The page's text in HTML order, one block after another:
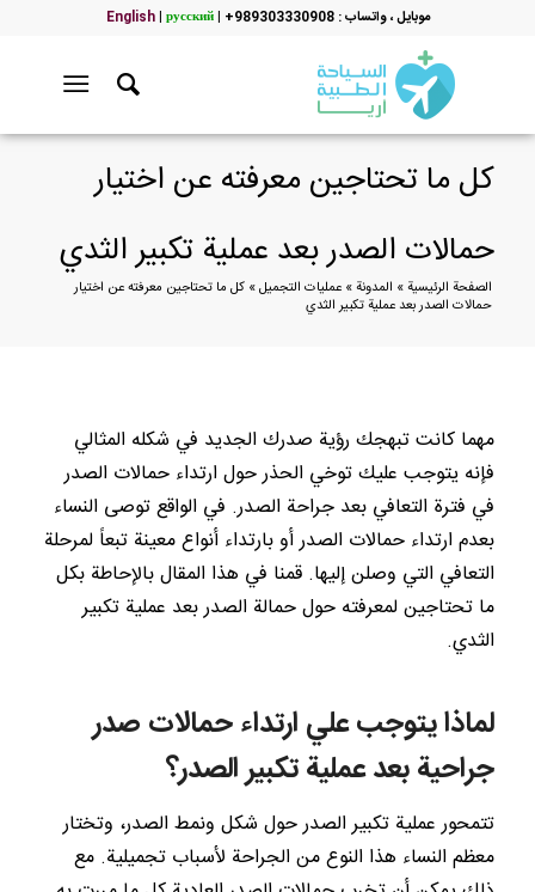
موبایل ، واتساب : 989303330908+ |
English| русский
كل ما تحتاجين معرفته عن اختيار
حمالات الصدر بعد عملية تكبير الثدي
الصفحة الرئيسية» المدونة» عمليات التجميل» كل ما تحتاجين معرفته عن اختيار
حمالات الصدر بعد عملية تكبير الثدي
مهما كانت تبهجك رؤية صدرك الجديد في شكله المثالي
فإنه يتوجب عليك توخي الحذر حول ارتداء حمالات الصدر
في فترة التعافي بعد جراحة الصدر. في الواقع توصى النساء
بعدم ارتداء حمالات الصدر أو بارتداء أنواع معينة تبعاً لمرحلة
التعافي التي وصلن إليها. قمنا في هذا المقال بالإحاطة بكل
ما تحتاجين لمعرفته حول حمالة الصدر بعد عملية تكبير
الثدي.
لماذا يتوجب علي ارتداء حمالات صدر
جراحية بعد عملية تكبير الصدر؟
تتمحور عملية تكبير الصدر حول شكل ونمط الصدر، وتختار
معظم النساء هذا النوع من الجراحة لأسباب تجميلية. مع